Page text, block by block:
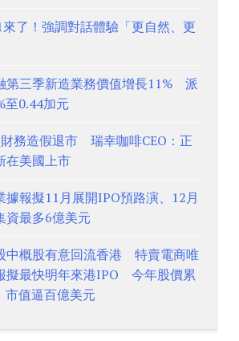
來了！強調對話體驗「更自然、更
第三季新造業務價值增長11% 派
至0.44加元
務造假退市 瑞幸咖啡CEO：正
在美國上市
據報擬11月展開IPO預路演、12月
最多6億美元
中概股有意回流香港 特賣電商唯
擬最快明年來港IPO 今年股價累
市值逼百億美元